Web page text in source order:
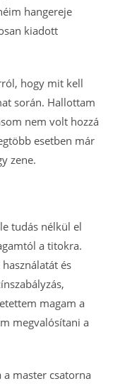
hangereje
kiadott
hogy mit kell
során. Hallottam
nem volt hozzá
esetben már
zene.
tudás nélkül el
a titokra.
és
magam a
megvalósítani a
master csatorna